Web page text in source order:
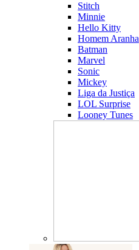
Stitch
Minnie
Hello Kitty
Homem Aranha
Batman
Marvel
Sonic
Mickey
Liga da Justiça
LOL Surprise
Looney Tunes